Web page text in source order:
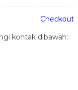
Checkout
kontak dibawah: